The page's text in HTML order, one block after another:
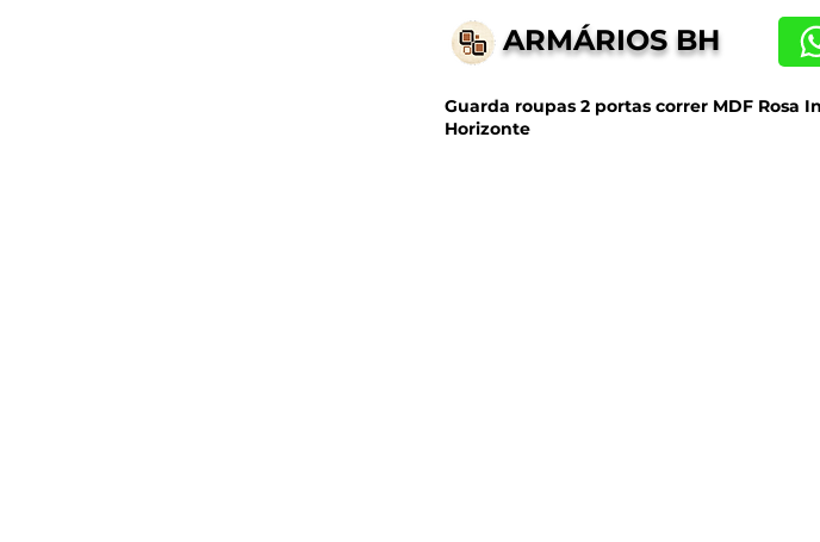
ARMÁRIOS BH
Guarda roupas 2 portas correr MDF Rosa
Horizonte